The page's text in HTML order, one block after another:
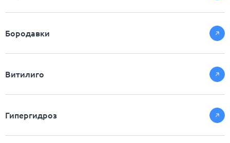
Бородавки
Витилиго
Гипергидроз